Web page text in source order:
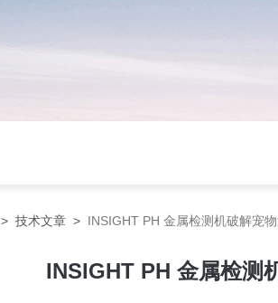
> 技术文章 > INSIGHT PH 金属检测机破解宠
INSIGHT PH 金属检测